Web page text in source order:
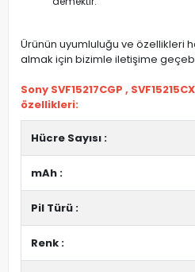
Ürünün uyumluluğu ve özellikleri
almak için bizimle iletişime
Sony SVF15217CGP ,
özellikleri:
Hücre Sayısı :
mAh :
Pil Türü :
Renk :